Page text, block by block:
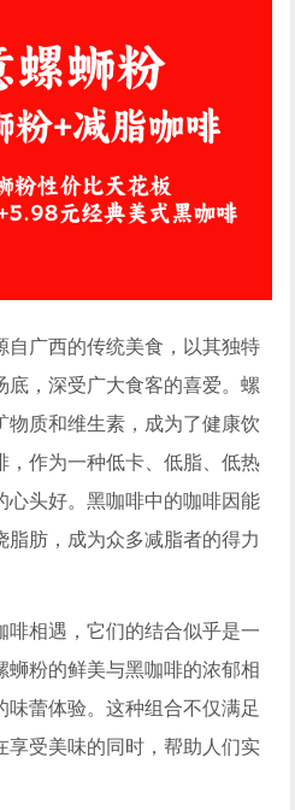
自广西的传统美食，以其独特
底，深受广大食客的喜爱。螺
物质和维生素，成为了健康饮
，作为一种低卡、低脂、低热
心头好。黑咖啡中的咖啡因能
脂肪，成为众多减脂者的得力
啡相遇，它们的结合似乎是一
蛳粉的鲜美与黑咖啡的浓郁相
味蕾体验。这种组合不仅满足
享受美味的同时，帮助人们实